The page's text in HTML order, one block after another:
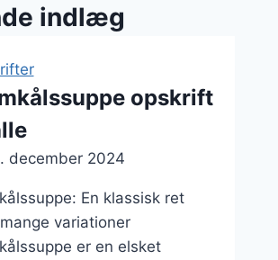
indlæg
opskrift
december 2024
En klassisk ret
variationer
er en elsket